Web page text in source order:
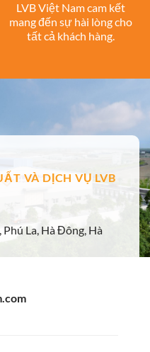
LVB Việt Nam cam kết
mang đến sự hài lòng cho
tất cả khách hàng.
VÀ DỊCH VỤ LVB
La, Hà Đông, Hà